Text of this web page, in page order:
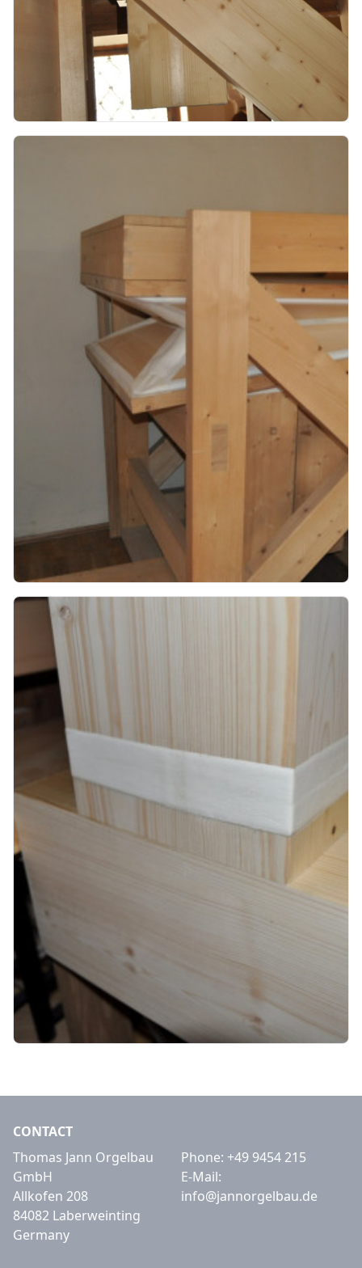
CONTACT
Thomas Jann Orgelbau
GmbH
Allkofen 208
84082 Laberweinting
Germany
Phone: +49 9454 215
E-Mail:
info@jannorgelbau.de